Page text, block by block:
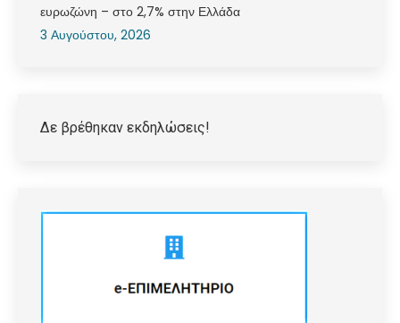
ευρωζώνη – στο 2,7% στην Ελλάδα
3 Αυγούστου, 2026
Δε βρέθηκαν εκδηλώσεις!